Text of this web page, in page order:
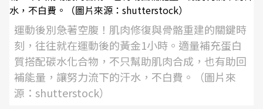
運動後別急著空腹！肌肉修復與骨骼重建的關鍵時
刻，往往就在運動後的黃金1小時。適量補充蛋白
質搭配碳水化合物，不只幫助肌肉合成，也有助回
補能量，讓努力流下的汗水，不白費。（圖片來
源：shutterstock）